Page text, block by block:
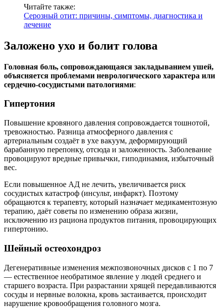
Читайте также:
Серозный отит: причины, симптомы, диагностика и
лечение
Заложено ухо и болит голова
Головная боль, сопровождающаяся закладыванием ушей,
объясняется проблемами неврологического характера или
сердечно-сосудистыми патологиями:
Гипертония
Повышение кровяного давления сопровождается тошнотой,
тревожностью. Разница атмосферного давления с
артериальным создаёт в ухе вакуум, деформирующий
барабанную перепонку, отсюда и заложенность. Заболевание
провоцируют вредные привычки, гиподинамия, избыточный
вес.
Если повышенное АД не лечить, увеличивается риск
сосудистых катастроф (инсульт, инфаркт). Поэтому
обращаются к терапевту, который назначает медикаментозную
терапию, даёт советы по изменению образа жизни,
исключению из рациона продуктов питания, провоцирующих
гипертонию.
Шейный остеохондроз
Дегенеративные изменения межпозвоночных дисков с 1 по 7
— естественное необратимое явление у людей среднего и
старшего возраста. При разрастании хрящей передавливаются
сосуды и нервные волокна, кровь застаивается, происходит
нарушение кровообращения головного мозга.